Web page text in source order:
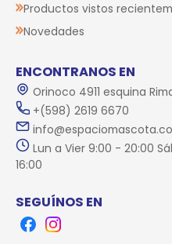
Productos vistos
Novedades
ENCONTRANOS EN
Orinoco 4911 esquina
+(598) 2619 6670
Lun a Vier 9:00 - 20:00
16:00
SEGUÍNOS EN
FacebookInstagram